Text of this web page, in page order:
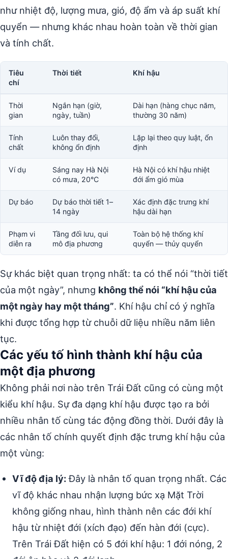
như nhiệt độ, lượng mưa, gió, độ ẩm và áp suất khí
quyển — nhưng khác nhau hoàn toàn về thời gian
và tính chất.
Tiêu
chí
Thời tiết Khí hậu
Thời
gian
Ngắn hạn (giờ,
ngày, tuần)
Dài hạn (hàng chục năm,
thường 30 năm)
Tính
chất
Luôn thay đổi,
không ổn định
Lặp lại theo quy luật, ổn
định
Ví dụ
Sáng nay Hà Nội
có mưa, 20°C
Hà Nội có khí hậu nhiệt
đới ẩm gió mùa
Dự báo
Dự báo thời tiết 1–
14 ngày
Xác định đặc trưng khí
hậu dài hạn
Phạm vi
diễn ra
Tầng đối lưu, qui
mô địa phương
Toàn bộ hệ thống khí
quyển — thủy quyển
Sự khác biệt quan trọng nhất: ta có thể nói “thời tiết
của một ngày”, nhưng không thể nói “khí hậu của
một ngày hay một tháng”. Khí hậu chỉ có ý nghĩa
khi được tổng hợp từ chuỗi dữ liệu nhiều năm liên
tục.
Các yếu tố hình thành khí hậu của
một địa phương
Không phải nơi nào trên Trái Đất cũng có cùng một
kiểu khí hậu. Sự đa dạng khí hậu được tạo ra bởi
nhiều nhân tố cùng tác động đồng thời. Dưới đây là
các nhân tố chính quyết định đặc trưng khí hậu của
một vùng:
Vĩ độ địa lý:Đây là nhân tố quan trọng nhất. Các
vĩ độ khác nhau nhận lượng bức xạ Mặt Trời
không giống nhau, hình thành nên các đới khí
hậu từ nhiệt đới (xích đạo) đến hàn đới (cực).
Trên Trái Đất hiện có 5 đới khí hậu: 1 đới nóng, 2